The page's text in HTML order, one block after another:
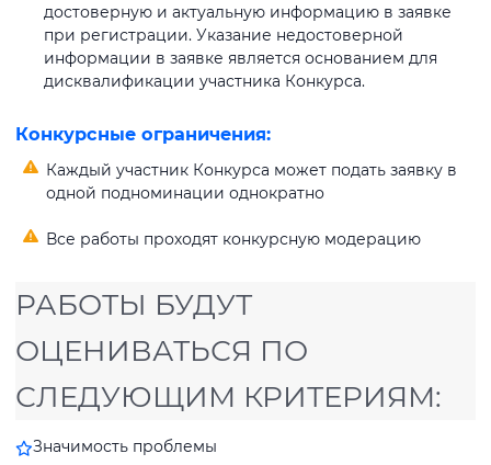
достоверную и актуальную информацию в заявке
при регистрации. Указание недостоверной
информации в заявке является основанием для
дисквалификации участника Конкурса.
Конкурсные ограничения:
Каждый участник Конкурса может подать заявку в
одной подноминации однократно
Все работы проходят конкурсную модерацию
РАБОТЫ БУДУТ
ОЦЕНИВАТЬСЯ ПО
СЛЕДУЮЩИМ КРИТЕРИЯМ:
Значимость проблемы